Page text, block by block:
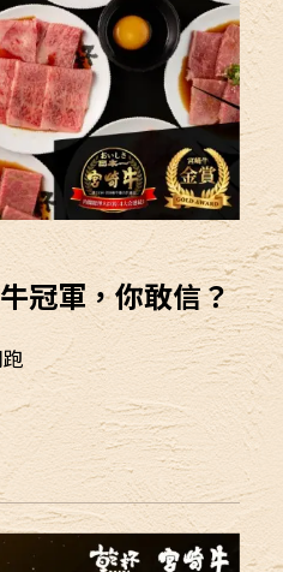
冠軍，你敢信？